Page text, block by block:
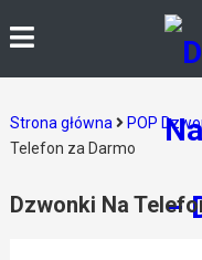
Strona główna POP
Telefon za Darmo
Dzwonki Na